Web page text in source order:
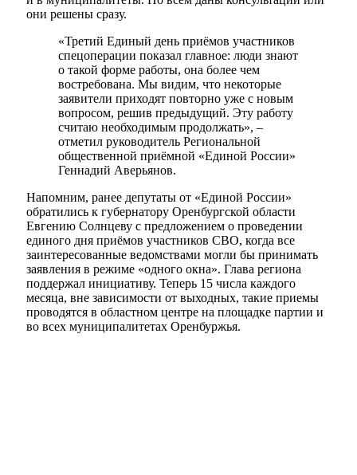
они решены сразу.
«Третий Единый день приёмов участников
спецоперации показал главное: люди знают
о такой форме работы, она более чем
востребована. Мы видим, что некоторые
заявители приходят повторно уже с новым
вопросом, решив предыдущий. Эту работу
считаю необходимым продолжать», –
отметил руководитель Региональной
общественной приёмной «Единой России»
Геннадий Аверьянов.
Напомним, ранее депутаты от «Единой России»
обратились к губернатору Оренбургской области
Евгению Солнцеву с предложением о проведении
единого дня приёмов участников СВО, когда все
заинтересованные ведомствами могли бы принимать
заявления в режиме «одного окна». Глава региона
поддержал инициативу. Теперь 15 числа каждого
месяца, вне зависимости от выходных, такие приемы
проводятся в областном центре на площадке партии и
во всех муниципалитетах Оренбуржья.